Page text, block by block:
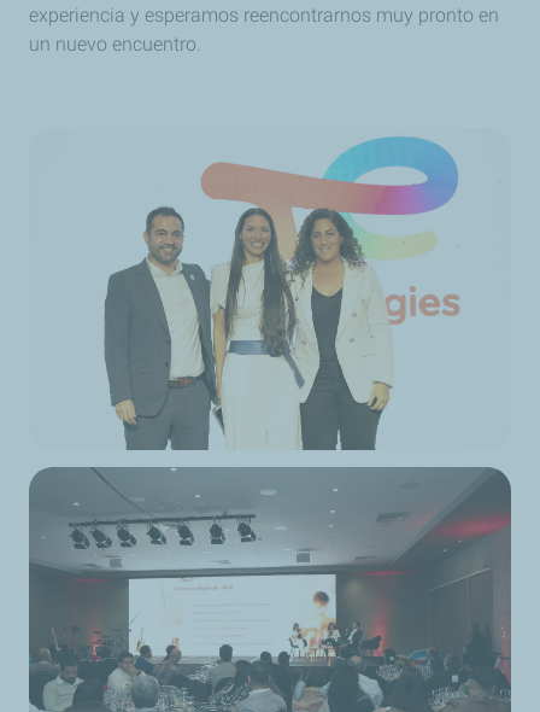
experiencia y esperamos reencontrarnos muy pronto en
un nuevo encuentro.